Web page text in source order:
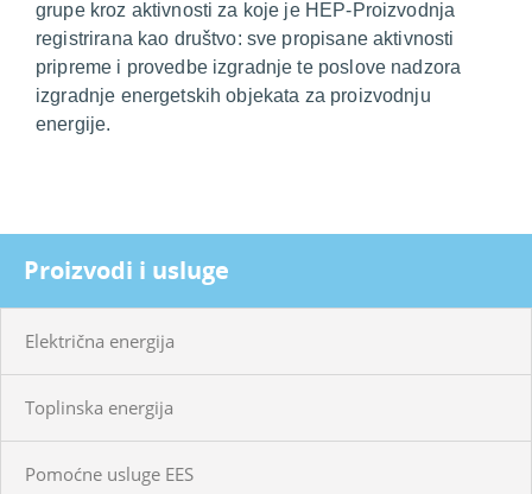
grupe kroz aktivnosti za koje je HEP-Proizvodnja
registrirana kao društvo: sve propisane aktivnosti
pripreme i provedbe izgradnje te poslove nadzora
izgradnje energetskih objekata za proizvodnju
energije.
Proizvodi i usluge
Električna energija
Toplinska energija
Pomoćne usluge EES